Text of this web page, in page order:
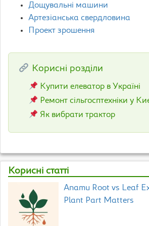
Дощувальні машини
Артезіанська свердловина
Проект зрошення
Корисні розділи
Купити елеватор в Україні
Ремонт сільгосптехніки у
Як вибрати трактор
Корисні статті
Anamu Root vs Leaf
Plant Part Matters